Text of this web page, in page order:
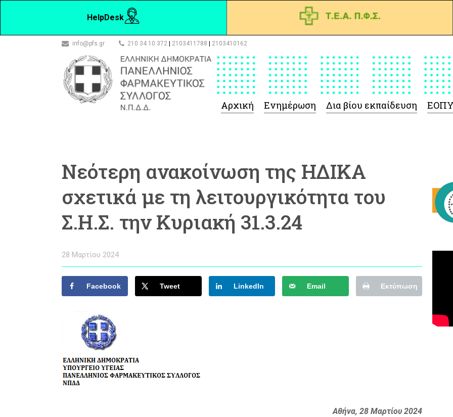
HelpDesk
info@pfs.gr 210 34 10 372 2103411788 2103410162
Αρχική Ενημέρωση Δια βίου εκπαίδευση
Νεότερη ανακοίνωση της ΗΔΙΚΑ
σχετικά με τη λειτουργικότητα του
Σ.Η.Σ. την Κυριακή 31.3.24
28 Μαρτίου 2024
Facebook Tweet LinkedIn Email Εκτύπωση
Αθήνα, 28 Μαρτίου 2024